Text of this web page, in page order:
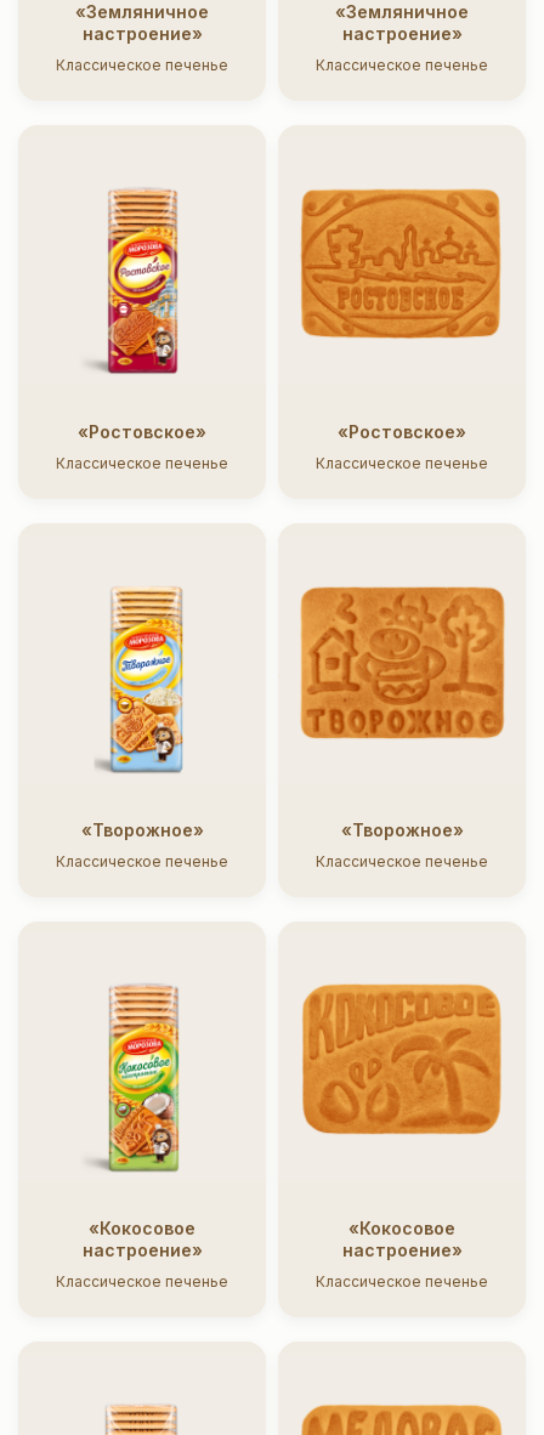
«Земляничное
настроение»
Классическое печенье
«Земляничное
настроение»
Классическое печенье
«Ростовское»
Классическое печенье
«Ростовское»
Классическое печенье
«Творожное»
Классическое печенье
«Творожное»
Классическое печенье
«Кокосовое
настроение»
Классическое печенье
«Кокосовое
настроение»
Классическое печенье